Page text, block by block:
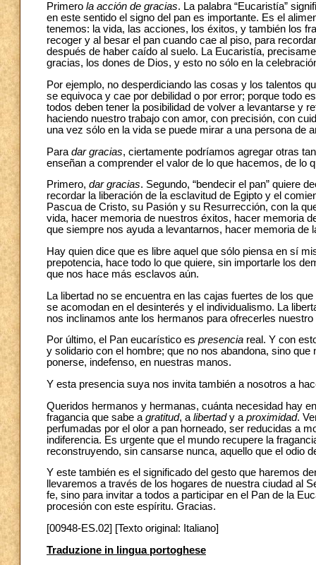
Primero la acción de gracias. La palabra “Eucaristía”
en este sentido el signo del pan es importante. Es el
tenemos: la vida, las acciones, los éxitos, y también los
recoger y al besar el pan cuando cae al piso, para
después de haber caído al suelo. La Eucaristía,
gracias, los dones de Dios, y esto no sólo en la
Por ejemplo, no desperdiciando las cosas y los talentos
se equivoca y cae por debilidad o por error; porque todo
todos deben tener la posibilidad de volver a levantarse y
haciendo nuestro trabajo con amor, con precisión, con
una vez sólo en la vida se puede mirar a una persona de
Para dar gracias, ciertamente podríamos agregar otras
enseñan a comprender el valor de lo que hacemos, de lo
Primero, dar gracias. Segundo, “bendecir el pan” quiere
recordar la liberación de la esclavitud de Egipto y el
Pascua de Cristo, su Pasión y su Resurrección, con la
vida, hacer memoria de nuestros éxitos, hacer memoria
que siempre nos ayuda a levantarnos, hacer memoria de
Hay quien dice que es libre aquel que sólo piensa en sí
prepotencia, hace todo lo que quiere, sin importarle los
que nos hace más esclavos aún.
La libertad no se encuentra en las cajas fuertes de los
se acomodan en el desinterés y el individualismo. La
nos inclinamos ante los hermanos para ofrecerles
Por último, el Pan eucarístico es presencia real. Y con
y solidario con el hombre; que no nos abandona, sino
ponerse, indefenso, en nuestras manos.
Y esta presencia suya nos invita también a nosotros a
Queridos hermanos y hermanas, cuánta necesidad hay
fragancia que sabe a gratitud, a libertady a proximidad.
perfumadas por el olor a pan horneado, ser reducidas a
indiferencia. Es urgente que el mundo recupere la
reconstruyendo, sin cansarse nunca, aquello que el odio
Y este también es el significado del gesto que haremos
llevaremos a través de los hogares de nuestra ciudad al
fe, sino para invitar a todos a participar en el Pan de la
procesión con este espíritu. Gracias.
[00948-ES.02] [Texto original: Italiano]
Traduzione in lingua portoghese